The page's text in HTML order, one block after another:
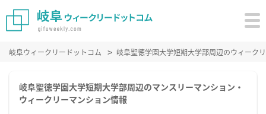
岐阜ウィークリードットコム 岐阜聖徳学園大学短期大学部周辺のウィーク
岐阜聖徳学園大学短期大学部周辺のマンスリーマンション・
ウィークリーマンション情報